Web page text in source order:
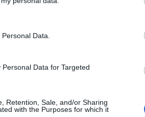
Data.
Data for Targeted
Retention, Sale, and/or Sharing
with the Purposes for which it
σειρές που άφησαν εποχή,
Τόξο», το «Καζίνο», η
πραγματοποιήθηκε το στη